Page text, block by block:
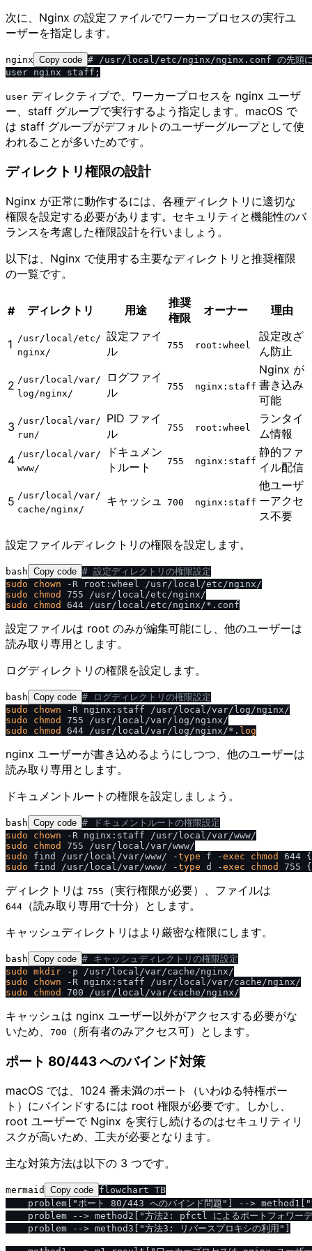
次に、Nginx の設定ファイルでワーカープロセスの実行ユ
ーザーを指定します。
nginx Copy code # /usr/local/etc/nginx/nginx.conf の先頭に
user ディレクティブで、ワーカープロセスを nginx ユーザ
ー、staff グループで実行するよう指定します。macOS で
は staff グループがデフォルトのユーザーグループとして使
われることが多いためです。
ディレクトリ権限の設計
Nginx が正常に動作するには、各種ディレクトリに適切な
権限を設定する必要があります。セキュリティと機能性のバ
ランスを考慮した権限設計を行いましょう。
以下は、Nginx で使用する主要なディレクトリと推奨権限
の一覧です。
# ディレクトリ 用途
推奨
権限
オーナー 理由
1 ​/​usr​/​local​/​etc​/​
nginx​/​
設定ファイ
ル
755 root:wheel
設定改ざ
ん防止
2 ​/​usr​/​local​/​var​/​
log​/​nginx​/​
ログファイ
ル
755 nginx:staff
Nginx が
書き込み
可能
3 ​/​usr​/​local​/​var​/​
run​/​
PID ファイ
ル
755 root:wheel
ランタイ
ム情報
4 ​/​usr​/​local​/​var​/​
www​/​
ドキュメン
トルート
755 nginx:staff
静的ファ
イル配信
5 ​/​usr​/​local​/​var​/​
cache​/​nginx​/​
キャッシュ 700 nginx:staff
他ユーザ
ーアクセ
ス不要
設定ファイルディレクトリの権限を設定します。
bash Copy code # 設定ディレクトリの権限設定
sudo
chown
sudo
chmod
sudo
chmod
設定ファイルは root のみが編集可能にし、他のユーザーは
読み取り専用とします。
ログディレクトリの権限を設定します。
bash Copy code # ログディレクトリの権限設定
sudo
chown
sudo
chmod
sudo
chmod 644 /usr/local/var/log/nginx/*. log
nginx ユーザーが書き込めるようにしつつ、他のユーザーは
読み取り専用とします。
ドキュメントルートの権限を設定しましょう。
bash Copy code # ドキュメントルートの権限設定
sudo
chown
sudo
chmod
sudo find /usr/local/var/www/ -type f -exec
chmod
sudo find /usr/local/var/www/ -type d -exec chmod
ディレクトリは 755 （実行権限が必要）、ファイルは
644
（読み取り専用で十分）とします。
キャッシュディレクトリはより厳密な権限にします。
bash Copy code # キャッシュディレクトリの権限設定
sudo mkdir
sudo
chown
sudo
chmod
キャッシュは nginx ユーザー以外がアクセスする必要がな
いため、
700 （所有者のみアクセス可）とします。
ポート 80/443 へのバインド対策
macOS では、1024 番未満のポート（いわゆる特権ポー
ト）にバインドするには root 権限が必要です。しかし、
root ユーザーで Nginx を実行し続けるのはセキュリティリ
スクが高いため、工夫が必要となります。
主な対策方法は以下の 3 つです。
mermaid Copy code flowchart TB
problem["ポート 80/443 へのバインド問題"] --> method1["
problem --> method2["方法2: pfctl によるポートフォワー
    problem --> method3["方法3: リバースプロキシの利用"]